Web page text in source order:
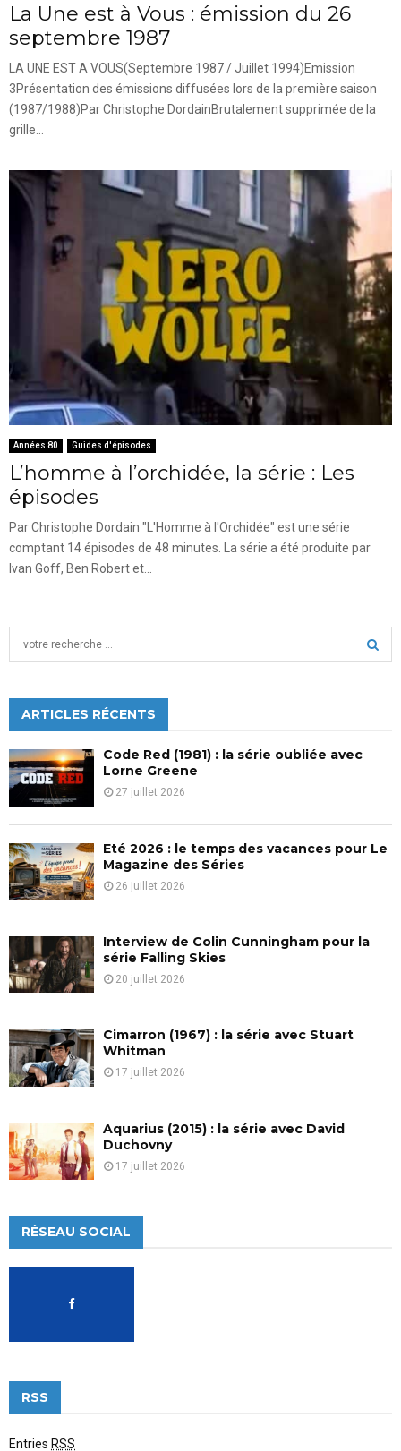
La Une est à Vous : émission du 26
septembre 1987
LA UNE EST A VOUS(Septembre 1987 / Juillet 1994)Emission
3Présentation des émissions diffusées lors de la première saison
(1987/1988)Par Christophe DordainBrutalement supprimée de la
grille...
Années 80 Guides d'épisodes
L’homme à l’orchidée, la série : Les
épisodes
Par Christophe Dordain "L'Homme à l'Orchidée" est une série
comptant 14 épisodes de 48 minutes. La série a été produite par
Ivan Goff, Ben Robert et...
h
f
o
r
:
C
ARTICLES RÉCENTS
Code Red (1981) : la série oubliée avec
Lorne Greene
27 juillet 2026
Eté 2026 : le temps des vacances pour Le
Magazine des Séries
26 juillet 2026
Interview de Colin Cunningham pour la
série Falling Skies
20 juillet 2026
Cimarron (1967) : la série avec Stuart
Whitman
17 juillet 2026
Aquarius (2015) : la série avec David
Duchovny
17 juillet 2026
RÉSEAU SOCIAL
RSS
Entries RSS